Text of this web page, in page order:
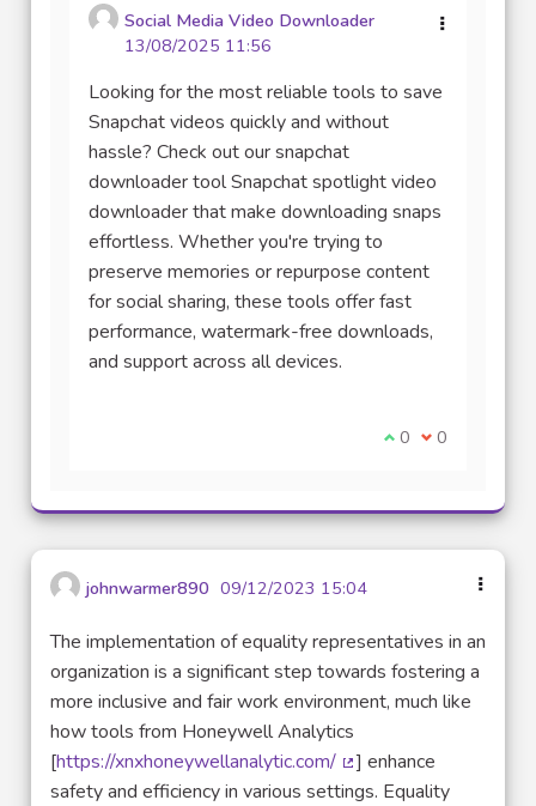
Social Media Video Downloader
13/08/2025 11:56
Looking for the most reliable tools to save
Snapchat videos quickly and without
hassle? Check out our snapchat
downloader tool Snapchat spotlight video
downloader that make downloading snaps
effortless. Whether you're trying to
preserve memories or repurpose content
for social sharing, these tools offer fast
performance, watermark-free downloads,
and support across all devices.
Je suis d'accord
0 Je ne suis
0
johnwarmer890 09/12/2023 15:04
The implementation of equality representatives in an
organization is a significant step towards fostering a
more inclusive and fair work environment, much like
how tools from Honeywell Analytics
[https://xnxhoneywellanalytic.com/
(Lien externe)
] enhance
safety and efficiency in various settings. Equality